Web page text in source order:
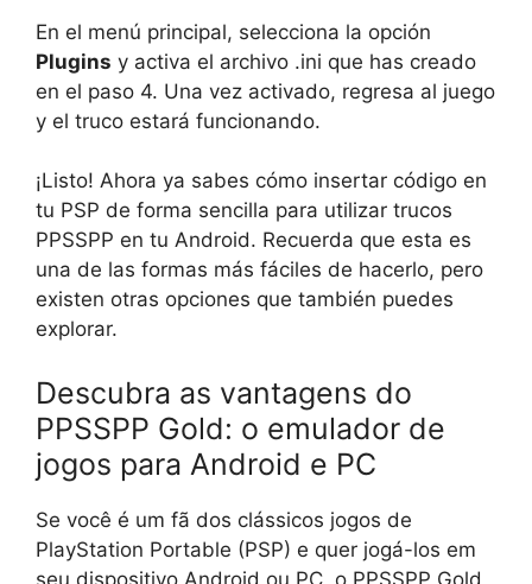
En el menú principal, selecciona la opción
Plugins y activa el archivo .ini que has creado
en el paso 4. Una vez activado, regresa al juego
y el truco estará funcionando.
¡Listo! Ahora ya sabes cómo insertar código en
tu PSP de forma sencilla para utilizar trucos
PPSSPP en tu Android. Recuerda que esta es
una de las formas más fáciles de hacerlo, pero
existen otras opciones que también puedes
explorar.
Descubra as vantagens do
PPSSPP Gold: o emulador de
jogos para Android e PC
Se você é um fã dos clássicos jogos de
PlayStation Portable (PSP) e quer jogá-los em
seu dispositivo Android ou PC, o PPSSPP Gold